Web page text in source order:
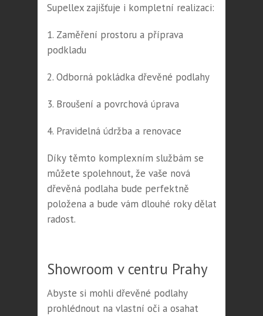
Supellex zajišťuje i kompletní realizaci:
1. Zaměření prostoru a příprava
podkladu
2. Odborná pokládka dřevěné podlahy
3. Broušení a povrchová úprava
4. Pravidelná údržba a renovace
Díky těmto komplexním službám se
můžete spolehnout, že vaše nová
dřevěná podlaha bude perfektně
položena a bude vám dlouhé roky dělat
radost.
Showroom v centru Prahy
Abyste si mohli dřevěné podlahy
prohlédnout na vlastní oči a osahat